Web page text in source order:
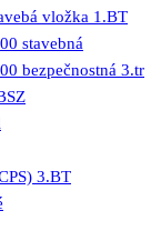
vložka 1.BT
stavebná
bezpečnostná 3.tr
3.BT